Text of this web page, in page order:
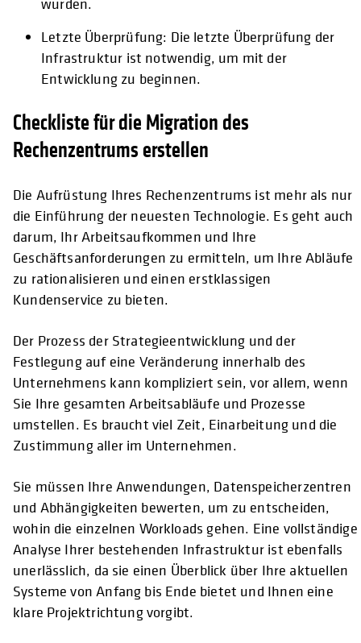
Letzte Überprüfung: Die letzte Überprüfung der
Infrastruktur ist notwendig, um mit der
Entwicklung zu beginnen.
Checkliste für die Migration des
Rechenzentrums erstellen
Die Aufrüstung Ihres Rechenzentrums ist mehr als nur
die Einführung der neuesten Technologie. Es geht auch
darum, Ihr Arbeitsaufkommen und Ihre
Geschäftsanforderungen zu ermitteln, um Ihre Abläufe
zu rationalisieren und einen erstklassigen
Kundenservice zu bieten.
Der Prozess der Strategieentwicklung und der
Festlegung auf eine Veränderung innerhalb des
Unternehmens kann kompliziert sein, vor allem, wenn
Sie Ihre gesamten Arbeitsabläufe und Prozesse
umstellen. Es braucht viel Zeit, Einarbeitung und die
Zustimmung aller im Unternehmen.
Sie müssen Ihre Anwendungen, Datenspeicherzentren
und Abhängigkeiten bewerten, um zu entscheiden,
wohin die einzelnen Workloads gehen. Eine vollständige
Analyse Ihrer bestehenden Infrastruktur ist ebenfalls
unerlässlich, da sie einen Überblick über Ihre aktuellen
Systeme von Anfang bis Ende bietet und Ihnen eine
klare Projektrichtung vorgibt.